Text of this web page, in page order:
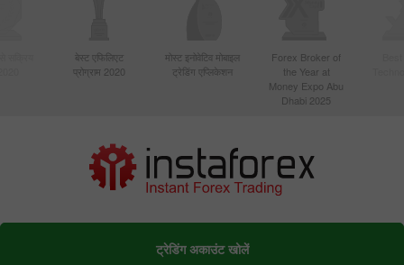
बेस्ट एफिलिएट
प्रोग्राम 2020
मोस्ट इनोवेटिव मोबाइल
ट्रेडिंग एप्लिकेशन
Forex Broker of
the Year at
Money Expo Abu
Dhabi 2025
ट्रेडिंग अकाउंट खोलें